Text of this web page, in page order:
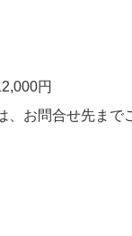
円
お問合せ先まで